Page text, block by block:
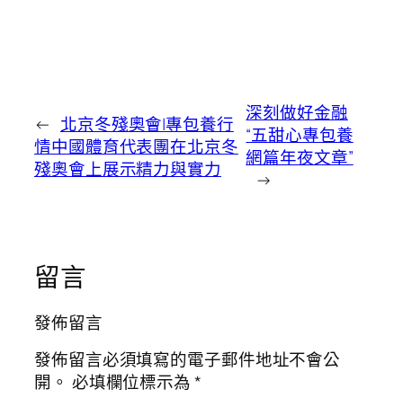
← 北京冬殘奧會|專包養行
情中國體育代表團在北京冬
殘奧會上展示精力與實力
深刻做好金融
“五甜心專包養
網篇年夜文章”
→
留言
發佈留言
發佈留言必須填寫的電子郵件地址不會公
開。 必填欄位標示為*